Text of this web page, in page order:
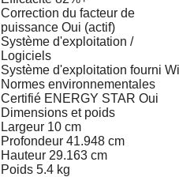
Correction du facteur de
puissance Oui (actif)
Système d'exploitation /
Logiciels
Système d'exploitation fourni
Normes environnementales
Certifié ENERGY STAR Oui
Dimensions et poids
Largeur 10 cm
Profondeur 41.948 cm
Hauteur 29.163 cm
Poids 5.4 kg